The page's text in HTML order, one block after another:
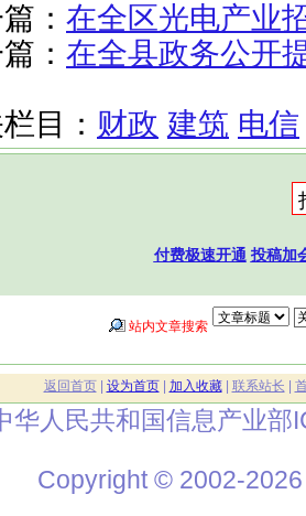
： 在全区光电产业
： 在全县政务公开
目： 财政 建筑 电信
付费极速开通 投稿加
站内文章搜索
返回首页| 设为首页| 加入收藏| 联系站长
华人民共和国信息产业部
Copyright © 2002-